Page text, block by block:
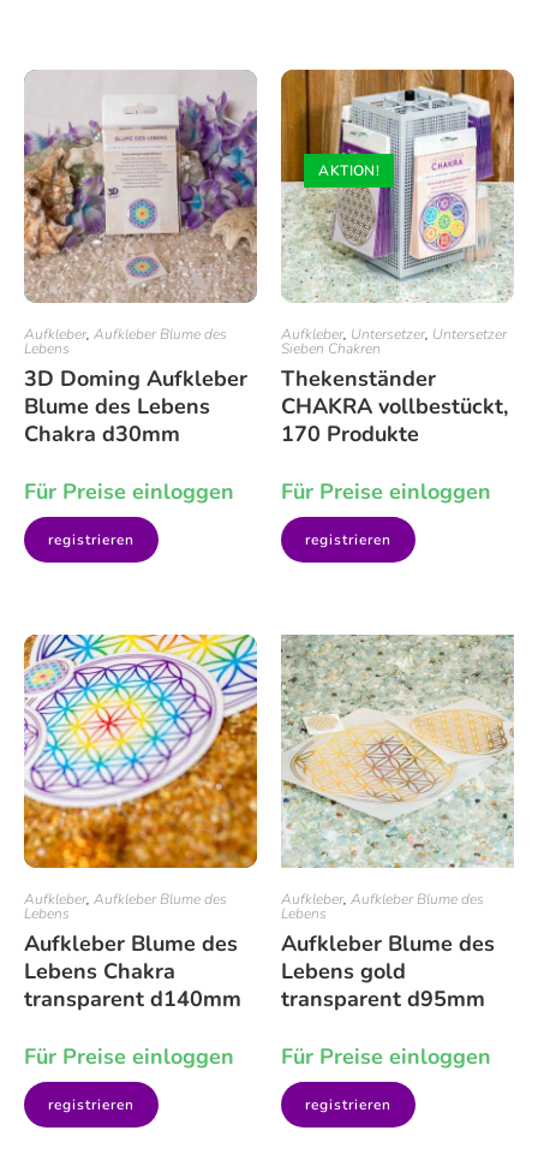
Aufkleber, Aufkleber Blume des
Lebens
3D Doming Aufkleber
Blume des Lebens
Chakra d30mm
Für Preise einloggen
registrieren
AKTION!
Aufkleber, Untersetzer, Untersetzer
Sieben Chakren
Thekenständer
CHAKRA vollbestückt,
170 Produkte
Für Preise einloggen
registrieren
Aufkleber, Aufkleber Blume des
Lebens
Aufkleber Blume des
Lebens Chakra
transparent d140mm
Für Preise einloggen
registrieren
Aufkleber, Aufkleber Blume des
Lebens
Aufkleber Blume des
Lebens gold
transparent d95mm
Für Preise einloggen
registrieren